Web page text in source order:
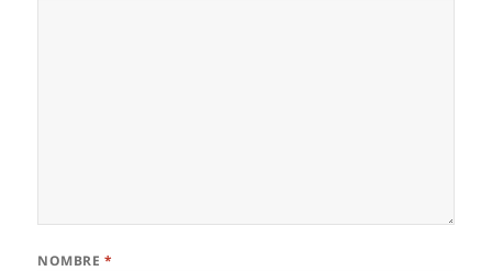
NOMBRE *